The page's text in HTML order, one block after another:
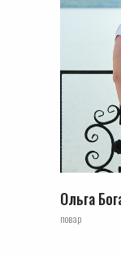
Ольга
повар